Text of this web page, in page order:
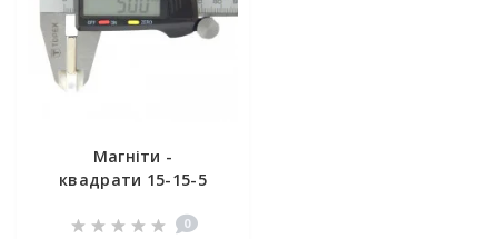
Магніти -
квадрати 15-15-5
0